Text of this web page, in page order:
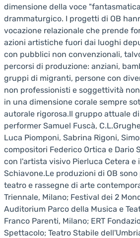
dimensione della voce
drammaturgico. I progetti di OB
vocazione relazionale che prende
azioni artistiche fuori dai luoghi
con pubblici non convenzionali,
percorsi di produzione: anziani,
gruppi di migranti, persone con
non professionisti e soggettività
in una dimensione corale sempre
autorale rigorosa.Il gruppo attuale
performer Samuel Fuscà,
Luca Piomponi, Sabrina Rigoni,
compositori Federico Ortica e Dario
con l'artista visivo Pierluca Cetera e
Schiavone.Le produzioni di OB
teatro e rassegne di arte
Triennale, Milano; Festival dei 2
Auditorium Parco della Musica e
Franco Parenti, Milano; ERT
Spettacolo; Teatro Stabile